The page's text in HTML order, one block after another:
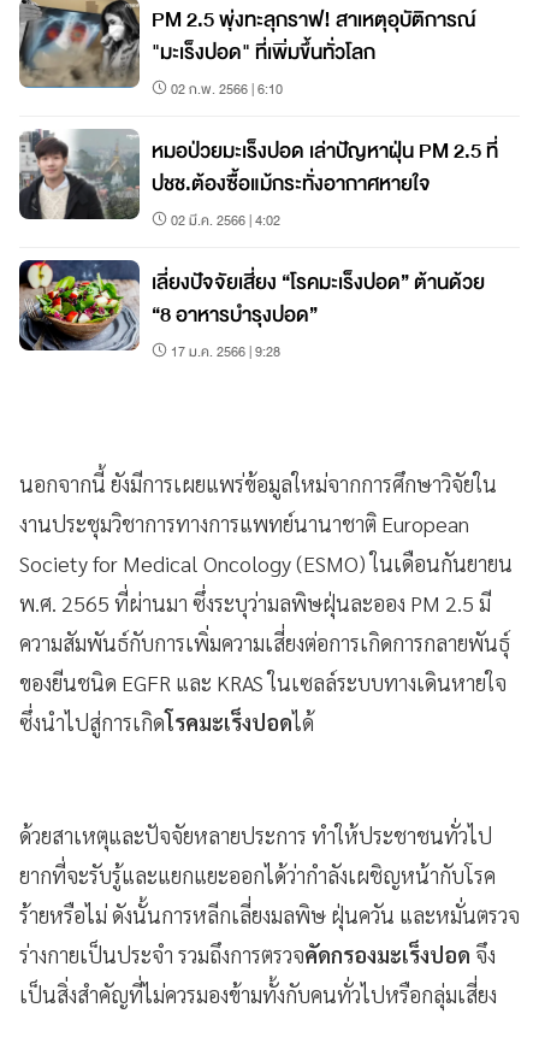
PM 2.5 พุ่งทะลุกราฟ! สาเหตุอุบัติการณ์
"มะเร็งปอด" ที่เพิ่มขึ้นทั่วโลก
02 ก.พ. 2566 | 6:10
หมอป่วยมะเร็งปอด เล่าปัญหาฝุ่น PM 2.5 ที่
ปชช.ต้องซื้อแม้กระทั่งอากาศหายใจ
02 มี.ค. 2566 | 4:02
เลี่ยงปัจจัยเสี่ยง “โรคมะเร็งปอด” ต้านด้วย
“8 อาหารบำรุงปอด”
17 ม.ค. 2566 | 9:28
นอกจากนี้ ยังมีการเผยแพร่ข้อมูลใหม่จากการศึกษาวิจัยใน
งานประชุมวิชาการทางการแพทย์นานาชาติ European
Society for Medical Oncology (ESMO) ในเดือนกันยายน
พ.ศ. 2565 ที่ผ่านมา ซึ่งระบุว่ามลพิษฝุ่นละออง PM 2.5 มี
ความสัมพันธ์กับการเพิ่มความเสี่ยงต่อการเกิดการกลายพันธุ์
ของยีนชนิด EGFR และ KRAS ในเซลล์ระบบทางเดินหายใจ
ซึ่งนำไปสู่การเกิดโรคมะเร็งปอดได้
ด้วยสาเหตุและปัจจัยหลายประการ ทำให้ประชาชนทั่วไป
ยากที่จะรับรู้และแยกแยะออกได้ว่ากำลังเผชิญหน้ากับโรค
ร้ายหรือไม่ ดังนั้นการหลีกเลี่ยงมลพิษ ฝุ่นควัน และหมั่นตรวจ
ร่างกายเป็นประจำ รวมถึงการตรวจคัดกรองมะเร็งปอด จึง
เป็นสิ่งสำคัญที่ไม่ควรมองข้ามทั้งกับคนทั่วไปหรือกลุ่มเสี่ยง